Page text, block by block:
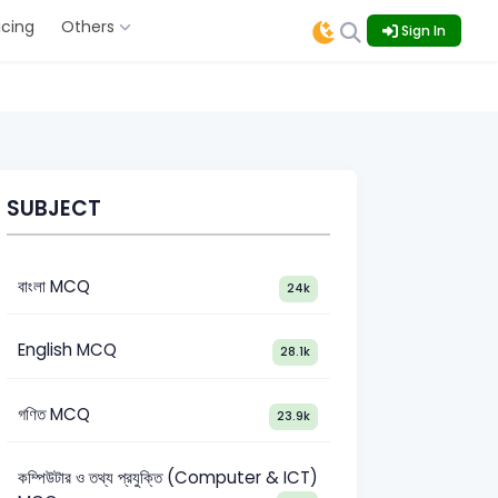
Others Sign In
SUBJECT
বাংলা MCQ 24k
English MCQ 28.1k
গণিত MCQ 23.9k
কম্পিউটার ও তথ্য প্রযুক্তি (Computer & ICT)